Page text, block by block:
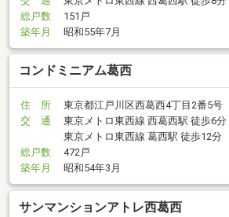
総戸数
151戸
築年月
昭和55年7月
コンドミニアム葛西
住 所
東京都江戸川区西葛西4丁目2番5号
交 通
東京メトロ東西線 西葛西駅 徒歩6分
東京メトロ東西線 葛西駅 徒歩12分
総戸数
472戸
築年月
昭和54年3月
サンマンションアトレ西葛西